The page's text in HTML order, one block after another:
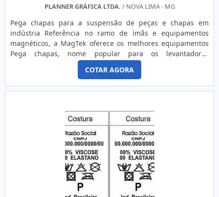
outros;Auxílio na identificação patrimonial, facilitando o
centralização e informações confiáveis para os Bancos e
Auditores evita eventuais problemas, além de aumentar a
credibilidade.ONDE COMPRAR PLAQUETAS DE ALUMÍNIO DE
ALTA QUALIDADENa Corimpress tem o que há de melhor no
ramo de comunicação visual e gráfica. São opções variadas
que a empresa oferece, como painéis de policarbonato e
etiquetas resinadas. E pensando no cliente, além de toda
impressão e adesivamento para o sucesso dos produtos
com responsabilidade com a marca do cliente..
PLANNER GRÁFICA LTDA. / NOVA LIMA - MG
Pega chapas para a suspensão de peças e chapas em
indústria Referência no ramo de ímãs e equipamentos
magnéticos, a MagTek oferece os melhores equipamentos
Pega chapas, nome popular para os levantadores
magnéticos, que são essenciais para processos industriais
de qualidade em seu ambiente industrial, o Pega chapas
são produtos compactos, utilizados na suspensão e
Etiquetas e rótulos
, aqui no Portal Soluções
Industriais você descobre os melhores fabricantes..
COTAR AGORA